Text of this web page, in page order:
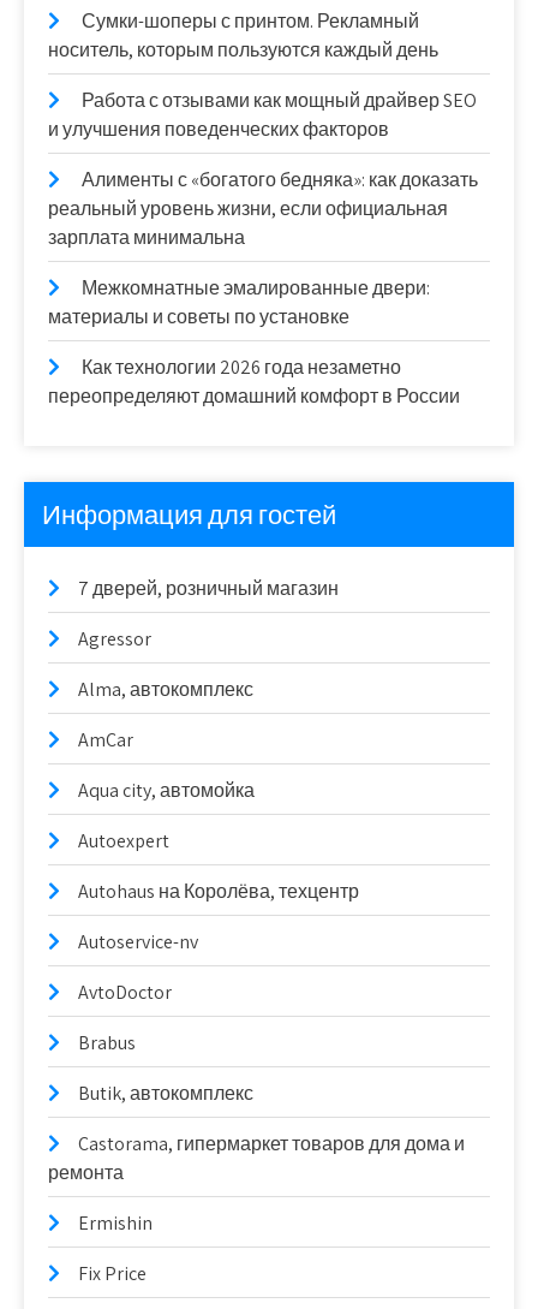
Сумки-шоперы с принтом. Рекламный
носитель, которым пользуются каждый день
Работа с отзывами как мощный драйвер SEO
и улучшения поведенческих факторов
Алименты с «богатого бедняка»: как доказать
реальный уровень жизни, если официальная
зарплата минимальна
Межкомнатные эмалированные двери:
материалы и советы по установке
Как технологии 2026 года незаметно
переопределяют домашний комфорт в России
Информация для гостей
7 дверей, розничный магазин
Agressor
Alma, автокомплекс
AmCar
Aqua city, автомойка
Autoexpert
Autohaus на Королёва, техцентр
Autoservice-nv
AvtoDoctor
Brabus
Butik, автокомплекс
Castorama, гипермаркет товаров для дома и
ремонта
Ermishin
Fix Price